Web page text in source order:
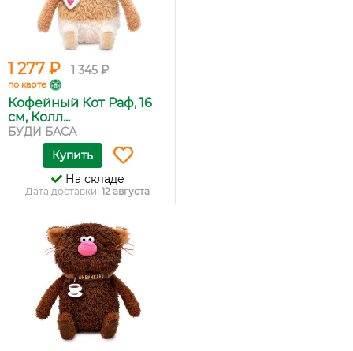
1 277 ₽ 1 345 ₽
по карте
Кофейный Кот Раф, 16
см, Колл...
БУДИ БАСА
Купить
На складе
Дата доставки: 12 августа